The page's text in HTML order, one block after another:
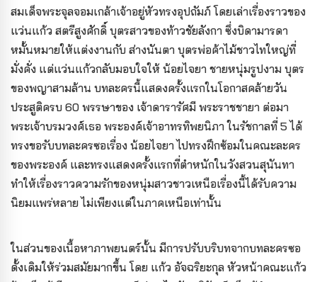
สมเด็จพระจุลจอมเกล้าเจ้าอยู่หัวทรงอุปถัมภ์ โดยเล่าเรื่องราวของ
แว่นแก้ว สตรีสูงศักดิ์ บุตรสาวของท้าวชัยลังกา ซึ่งบิดามารดา
หมั้นหมายให้แต่งงานกับ ส่างนันตา บุตรพ่อค้าไม้ชาวไทใหญ่ที่
มั่งคั่ง แต่แว่นแก้วกลับมอบใจให้ น้อยไจยา ชายหนุ่มรูปงาม บุตร
ของพญาสามล้าน บทละครนี้แสดงครั้งแรกในโอกาสคล้ายวัน
ประสูติครบ 60 พรรษาของ เจ้าดารารัศมี พระราชชายา ต่อมา
พระเจ้าบรมวงศ์เธอ พระองค์เจ้าอาทรทิพยนิภา ในรัชกาลที่ 5 ได้
ทรงขอรับบทละครซอเรื่อง น้อยไจยา ไปทรงฝึกซ้อมในคณะละคร
ของพระองค์ และทรงแสดงครั้งแรกที่ตำหนักในวังสวนสุนันทา
ทำให้เรื่องราวความรักของหนุ่มสาวชาวเหนือเรื่องนี้ได้รับความ
นิยมแพร่หลาย ไม่เพียงแต่ในภาคเหนือเท่านั้น
ในส่วนของเนื้อหาภาพยนตร์นั้น มีการปรับบริบทจากบทละครซอ
ดั้งเดิมให้ร่วมสมัยมากขึ้น โดย แก้ว อัจฉริยะกุล หัวหน้าคณะแก้ว